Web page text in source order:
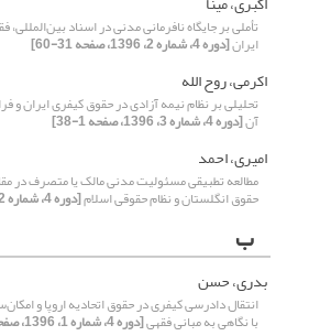
تأملی بر جایگاه نافرمانی مدنی در اسناد
ایران[دوره 4، شماره 2، 1396، صفحه 31-60]
اکرمی، روح الله
تحلیلی بر نظام نیمه ‌آزادی در حقوق کیفری ایران و
آن[دوره 4، شماره 3، 1396، صفحه 1-38]
امیری، احمد
مطالعه تطبیقی مسئولیت مدنی مالک یا متصرف در
حقوق انگلستان و نظام حقوقی اسلام[دوره 4، شماره 2، 1396، صفحه 137-172]
ب
بدری، حسن
انتقال دادرسی کیفری در حقوق اتحادیه اروپا و
با نگاهی به مبانی فقهی[دوره 4، شماره 1، 1396، صفحه 31-56]